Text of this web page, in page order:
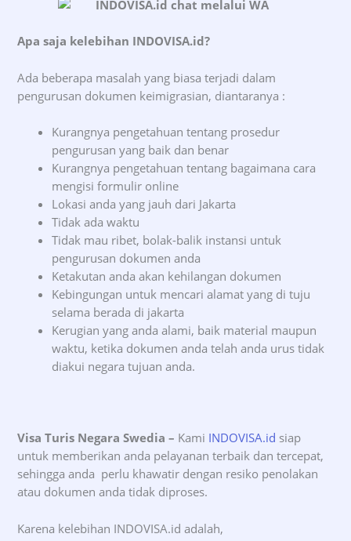
Apa saja kelebihan INDOVISA.id?
Ada beberapa masalah yang biasa terjadi dalam
pengurusan dokumen keimigrasian, diantaranya :
Kurangnya pengetahuan tentang prosedur
pengurusan yang baik dan benar
Kurangnya pengetahuan tentang bagaimana cara
mengisi formulir online
Lokasi anda yang jauh dari Jakarta
Tidak ada waktu
Tidak mau ribet, bolak-balik instansi untuk
pengurusan dokumen anda
Ketakutan anda akan kehilangan dokumen
Kebingungan untuk mencari alamat yang di tuju
selama berada di jakarta
Kerugian yang anda alami, baik material maupun
waktu, ketika dokumen anda telah anda urus tidak
diakui negara tujuan anda.
Visa Turis Negara Swedia – Kami INDOVISA.id siap
untuk memberikan anda pelayanan terbaik dan tercepat,
sehingga anda perlu khawatir dengan resiko penolakan
atau dokumen anda tidak diproses.
Karena kelebihan INDOVISA.id adalah,